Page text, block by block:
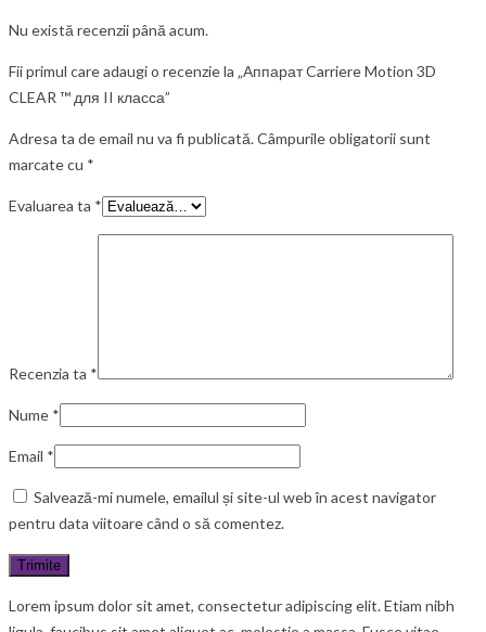
Nu există recenzii până acum.
Fii primul care adaugi o recenzie la „Аппарат Carriere Motion 3D
CLEAR ™ для II класса”
Adresa ta de email nu va fi publicată.Câmpurile obligatorii sunt
marcate cu *
Evaluarea ta *
Recenzia ta *
Nume *
Email *
Salvează-mi numele, emailul și site-ul web în acest navigator
pentru data viitoare când o să comentez.
Lorem ipsum dolor sit amet, consectetur adipiscing elit. Etiam nibh